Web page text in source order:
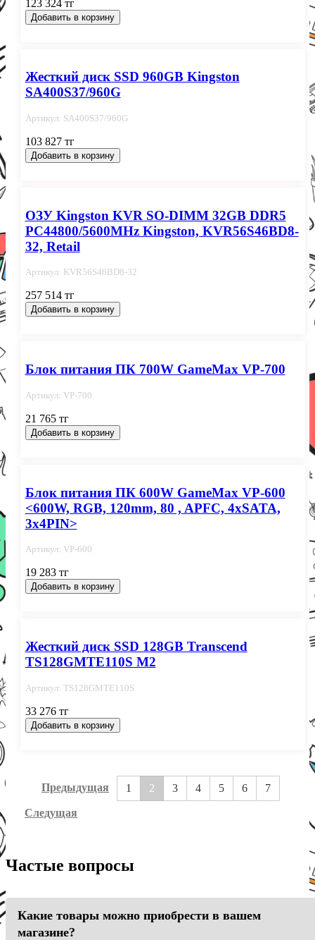
123 324 тг
Добавить в корзину
Жесткий диск SSD 960GB Kingston
SA400S37/960G
Артикул: SA400S37/960G
103 827 тг
Добавить в корзину
ОЗУ Kingston KVR SO-DIMM 32GB DDR5
PC44800/5600MHz Kingston, KVR56S46BD8-
32, Retail
Артикул: KVR56S46BD8-32
257 514 тг
Добавить в корзину
Блок питания ПК 700W GameMax VP-700
Артикул: VP-700
21 765 тг
Добавить в корзину
Блок питания ПК 600W GameMax VP-600
<600W, RGB, 120mm, 80 , APFC, 4xSATA,
3x4PIN>
Артикул: VP-600
19 283 тг
Добавить в корзину
Жесткий диск SSD 128GB Transcend
TS128GMTE110S M2
Артикул: TS128GMTE110S
33 276 тг
Добавить в корзину
Предыдущая 1 2 3 4 5 6 7
Следущая
Частые вопросы
Какие товары можно приобрести в вашем
магазине?